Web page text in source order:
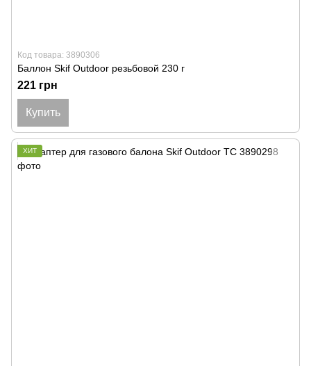
Код товара: 3890306
Баллон Skif Outdoor резьбовой 230 г
221 грн
Купить
ХИТ